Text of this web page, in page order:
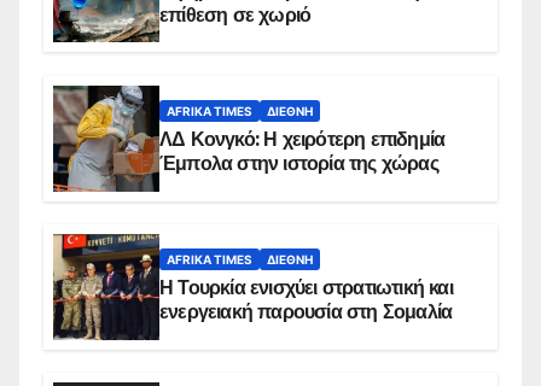
επίθεση σε χωριό
AFRIKA TIMES ΔΙΕΘΝΉ
ΛΔ Κονγκό: Η χειρότερη επιδημία
Έμπολα στην ιστορία της χώρας
AFRIKA TIMES ΔΙΕΘΝΉ
Η Τουρκία ενισχύει στρατιωτική και
ενεργειακή παρουσία στη Σομαλία